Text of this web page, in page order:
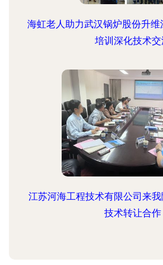
海虹老人助力武汉锅炉股份升
培训深化技术
江苏河海工程技术有限公司来
技术转让合作